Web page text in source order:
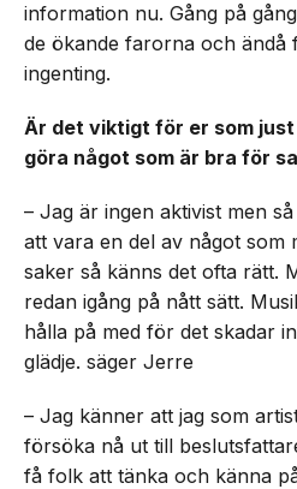
information nu. Gång på
de ökande farorna och ändå
ingenting.
Är det viktigt för er som
göra något som är bra för
– Jag är ingen aktivist men
att vara en del av något
saker så känns det ofta rätt.
redan igång på nått sätt.
hålla på med för det skadar
glädje. säger Jerre
– Jag känner att jag som
försöka nå ut till
få folk att tänka och känna